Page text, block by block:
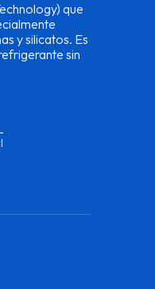
que
y silicatos. Es
sin